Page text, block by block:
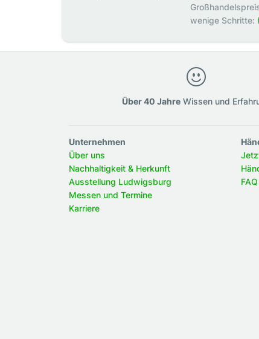
wenige Schritte:
Über 40 JahreWissen und
Unternehmen
Über uns
Nachhaltigkeit & Herkunft
Ausstellung Ludwigsburg
Messen und Termine
Karriere
FAQ